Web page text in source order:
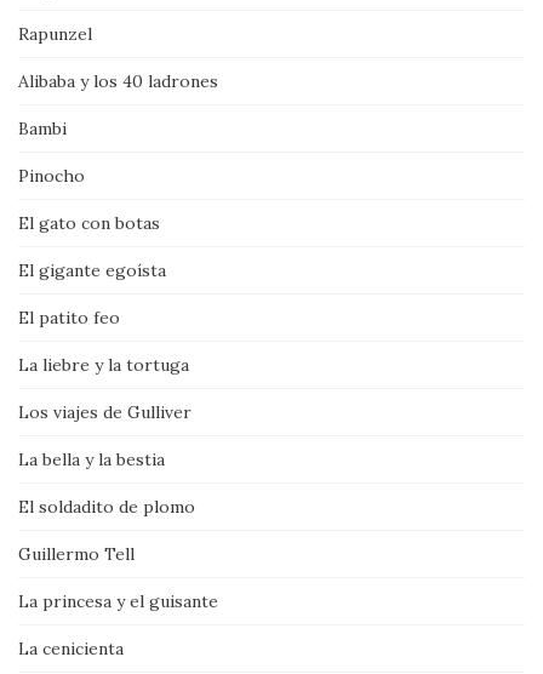
Rapunzel
Alibaba y los 40 ladrones
Bambi
Pinocho
El gato con botas
El gigante egoísta
El patito feo
La liebre y la tortuga
Los viajes de Gulliver
La bella y la bestia
El soldadito de plomo
Guillermo Tell
La princesa y el guisante
La cenicienta